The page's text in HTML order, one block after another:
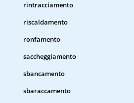
rintracciamento
riscaldamento
ronfamento
saccheggiamento
sbancamento
sbaraccamento